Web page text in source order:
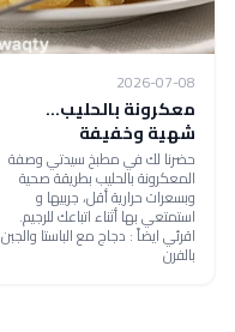
2026-07-08
معكرونة بالحليب...
شهية وخفيفة
حضرنا لك في مطبخ سيدتي وصفة
المعكرونة بالحليب بطريقة صحية
وبسعرات حرارية أقل، جربيها و
استمتعي بها أثناء اتباعك للرجيم.
اقرئي ايضاً : دجاج مع الباستا والجبن
بالفرن